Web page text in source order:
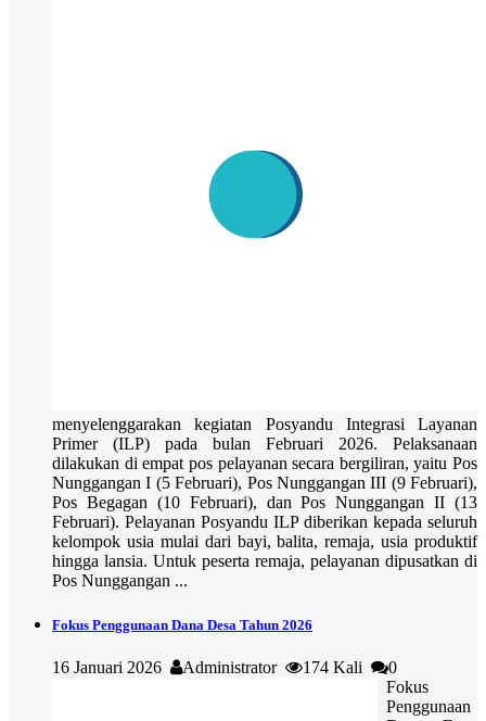
menyelenggarakan kegiatan Posyandu Integrasi Layanan
Primer (ILP) pada bulan Februari 2026. Pelaksanaan
dilakukan di empat pos pelayanan secara bergiliran, yaitu Pos
Nunggangan I (5 Februari), Pos Nunggangan III (9 Februari),
Pos Begagan (10 Februari), dan Pos Nunggangan II (13
Februari). Pelayanan Posyandu ILP diberikan kepada seluruh
kelompok usia mulai dari bayi, balita, remaja, usia produktif
hingga lansia. Untuk peserta remaja, pelayanan dipusatkan di
Pos Nunggangan ...
Fokus Penggunaan Dana Desa Tahun 2026
16 Januari 2026 Administrator 174 Kali
0
Fokus
Penggunaan